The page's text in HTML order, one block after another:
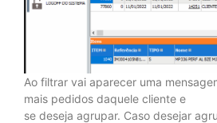
Ao filtrar vai aparecer uma
mais pedidos daquele cliente e
se deseja agrupar. Caso desejar